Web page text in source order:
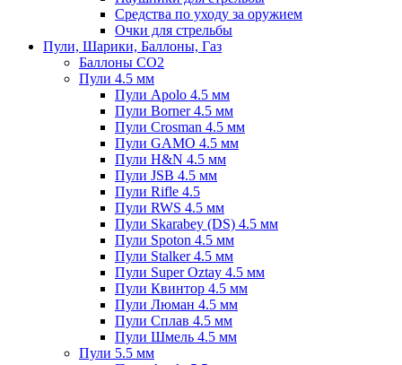
Средства по уходу за оружием
Очки для стрельбы
Пули, Шарики, Баллоны, Газ
Баллоны CO2
Пули 4.5 мм
Пули Apolo 4.5 мм
Пули Borner 4.5 мм
Пули Crosman 4.5 мм
Пули GAMO 4.5 мм
Пули H&N 4.5 мм
Пули JSB 4.5 мм
Пули Rifle 4.5
Пули RWS 4.5 мм
Пули Skarabey (DS) 4.5 мм
Пули Spoton 4.5 мм
Пули Stalker 4.5 мм
Пули Super Oztay 4.5 мм
Пули Квинтор 4.5 мм
Пули Люман 4.5 мм
Пули Сплав 4.5 мм
Пули Шмель 4.5 мм
Пули 5.5 мм